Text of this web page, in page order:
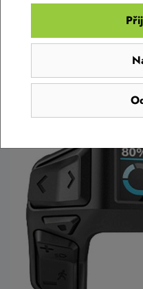
snadněji. Stisknutím
změnit zobrazení na
které jsou pro vás v
sledovat zbývající dojezd,
překonali, nebo